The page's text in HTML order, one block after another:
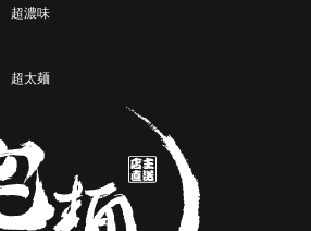
超濃味
超太麺